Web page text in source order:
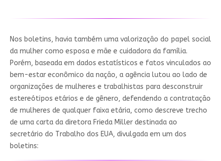
Nos boletins, havia também uma valorização do papel social
da mulher como esposa e mãe e cuidadora da família.
Porém, baseada em dados estatísticos e fatos vinculados ao
bem-estar econômico da nação, a agência lutou ao lado de
organizações de mulheres e trabalhistas para desconstruir
estereótipos etários e de gênero, defendendo a contratação
de mulheres de qualquer faixa etária, como descreve trecho
de uma carta da diretora Frieda Miller destinada ao
secretário do Trabalho dos EUA, divulgada em um dos
boletins: